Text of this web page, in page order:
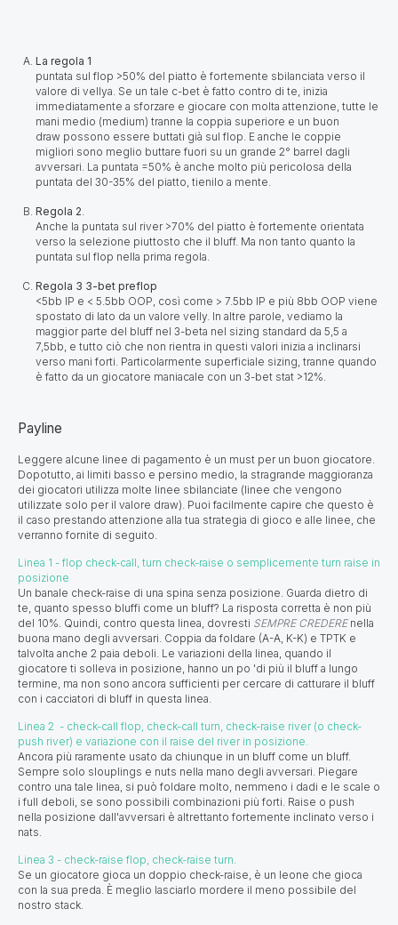
La regola 1
puntata sul flop >50% del piatto è fortemente sbilanciata verso il
valore di vellya. Se un tale c-bet è fatto contro di te, inizia
immediatamente a sforzare e giocare con molta attenzione, tutte le
mani medio (medium) tranne la coppia superiore e un buon
draw possono essere buttati già sul flop. E anche le coppie
migliori sono meglio buttare fuori su un grande 2° barrel dagli
avversari. La puntata =50% è anche molto più pericolosa della
puntata del 30-35% del piatto, tienilo a mente.
Regola 2
Anche la puntata sul river >70% del piatto è fortemente orientata
verso la selezione piuttosto che il bluff. Ma non tanto quanto la
puntata sul flop nella prima regola.
Regola 3 3-bet preflop
<5bb IP e < 5.5bb OOP, così come > 7.5bb IP e più 8bb OOP viene
spostato di lato da un valore velly. In altre parole, vediamo la
maggior parte del bluff nel 3-beta nel sizing standard da 5,5 a
7,5bb, e tutto ciò che non rientra in questi valori inizia a inclinarsi
verso mani forti. Particolarmente superficiale sizing, tranne quando
è fatto da un giocatore maniacale con un 3-bet stat >12%.
Payline
Leggere alcune linee di pagamento è un must per un buon giocatore.
Dopotutto, ai limiti basso e persino medio, la stragrande maggioranza
dei giocatori utilizza molte linee sbilanciate (linee che vengono
utilizzate solo per il valore draw). Puoi facilmente capire che questo è
il caso prestando attenzione alla tua strategia di gioco e alle linee, che
verranno fornite di seguito.
Linea 1 - flop check-call, turn check-raise o semplicemente turn raise in
posizione
Un banale check-raise di una spina senza posizione. Guarda dietro di
te, quanto spesso bluffi come un bluff? La risposta corretta è non più
del 10%. Quindi, contro questa linea, dovresti SEMPRE CREDEREnella
buona mano degli avversari. Coppia da foldare (A-A, K-K) e TPTK e
talvolta anche 2 paia deboli. Le variazioni della linea, quando il
giocatore ti solleva in posizione, hanno un po 'di più il bluff a lungo
termine, ma non sono ancora sufficienti per cercare di catturare il bluff
con i cacciatori di bluff in questa linea.
Linea 2 - check-call flop, check-call turn, check-raise river (o check-
push river) e variazione con il raise del river in posizione.
Ancora più raramente usato da chiunque in un bluff come un bluff.
Sempre solo slouplings e nuts nella mano degli avversari. Piegare
contro una tale linea, si può foldare molto, nemmeno i dadi e le scale o
i full deboli, se sono possibili combinazioni più forti. Raise o push
nella posizione dall'avversari è altrettanto fortemente inclinato verso i
nats.
Linea 3 - check-raise flop, check-raise turn.
Se un giocatore gioca un doppio check-raise, è un leone che gioca
con la sua preda. È meglio lasciarlo mordere il meno possibile del
nostro stack.